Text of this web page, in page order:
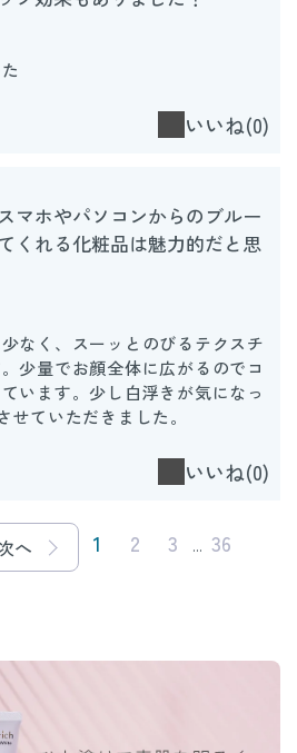
いいね(0)
マホやパソコンからのブルー
くれる化粧品は魅力的だと思
なく、スーッとのびるテクスチ
少量でお顔全体に広がるのでコ
います。少し白浮きが気になっ
ていただきました。
いいね(0)
1 2 3 ... 36
へ